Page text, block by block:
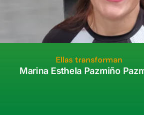
Ellas transforman
Marina Esthela Pazmiño